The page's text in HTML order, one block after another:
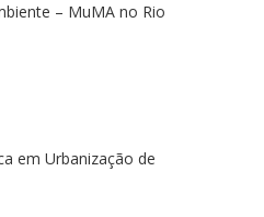
– MuMA no Rio
em Urbanização de